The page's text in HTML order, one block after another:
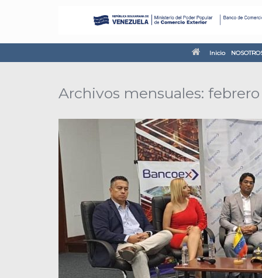
Inicio
Archivos mensuales: